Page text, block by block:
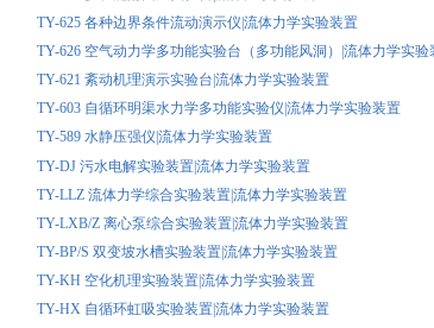
TY-625 各种边界条件流动演示仪|流体力学实验装置
TY-626 空气动力学多功能实验台（多功能风洞）|流体力学实验
TY-621 紊动机理演示实验台|流体力学实验装置
TY-603 自循环明渠水力学多功能实验仪|流体力学实验装置
TY-589 水静压强仪|流体力学实验装置
TY-DJ 污水电解实验装置|流体力学实验装置
TY-LLZ 流体力学综合实验装置|流体力学实验装置
TY-LXB/Z 离心泵综合实验装置|流体力学实验装置
TY-BP/S 双变坡水槽实验装置|流体力学实验装置
TY-KH 空化机理实验装置|流体力学实验装置
TY-HX 自循环虹吸实验装置|流体力学实验装置